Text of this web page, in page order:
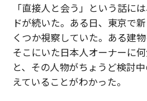
「直接人と会う」という話に
ドが続いた。ある日、東京で
くつか視察していた。ある建
そこにいた日本人オーナーに
と、その人物がちょうど検討
えていることがわかった。